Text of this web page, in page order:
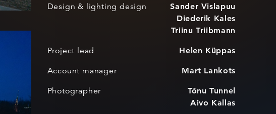
Design & lighting design
Sander Vislapuu
Diederik Kales
Triinu Triibmann
Project lead Helen Küppas
Account manager Mart Lankots
Photographer
Tõnu Tunnel
Aivo Kallas